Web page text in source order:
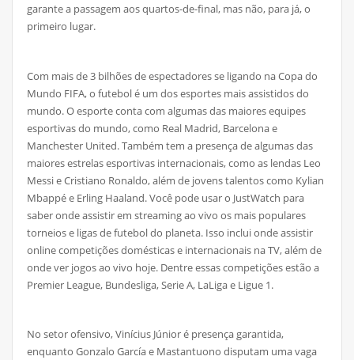
garante a passagem aos quartos-de-final, mas não, para já, o
primeiro lugar.
Com mais de 3 bilhões de espectadores se ligando na Copa do
Mundo FIFA, o futebol é um dos esportes mais assistidos do
mundo. O esporte conta com algumas das maiores equipes
esportivas do mundo, como Real Madrid, Barcelona e
Manchester United. Também tem a presença de algumas das
maiores estrelas esportivas internacionais, como as lendas Leo
Messi e Cristiano Ronaldo, além de jovens talentos como Kylian
Mbappé e Erling Haaland. Você pode usar o JustWatch para
saber onde assistir em streaming ao vivo os mais populares
torneios e ligas de futebol do planeta. Isso inclui onde assistir
online competições domésticas e internacionais na TV, além de
onde ver jogos ao vivo hoje. Dentre essas competições estão a
Premier League, Bundesliga, Serie A, LaLiga e Ligue 1.
No setor ofensivo, Vinícius Júnior é presença garantida,
enquanto Gonzalo García e Mastantuono disputam uma vaga